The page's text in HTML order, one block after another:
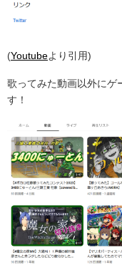
(Youtubeより引用)
歌ってみた動画以外にゲ
す！